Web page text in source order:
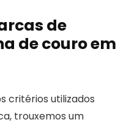
de
de couro em
critérios utilizados
trouxemos um